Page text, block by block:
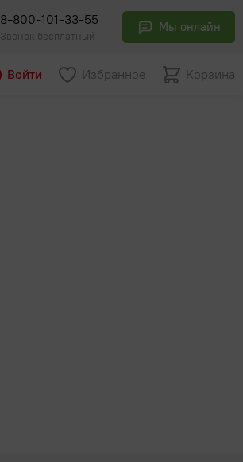
8-800-101-33-55
Звонок бесплатный
Мы онлайн
Войти Избранное Корзина